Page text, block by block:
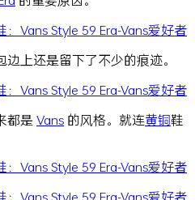
上还是留下了不少的痕迹。
都是 Vans 的风格。就连黄铜鞋